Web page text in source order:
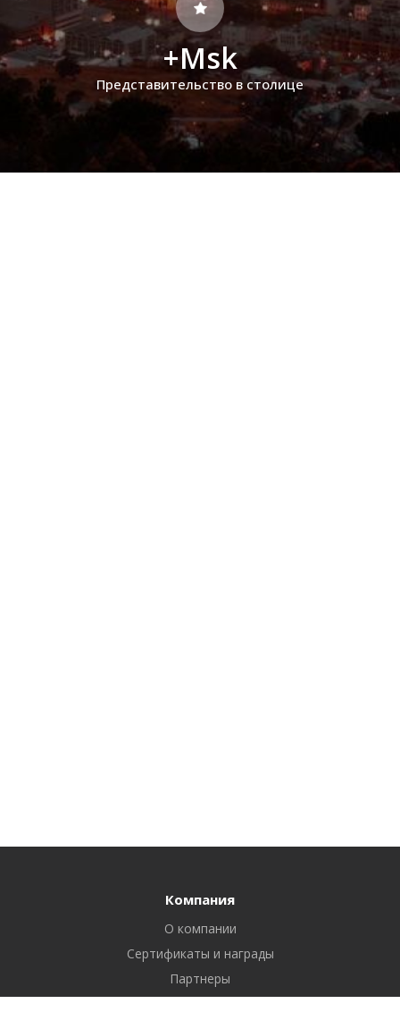
+Msk
Представительство в столице
Компания
О компании
Сертификаты и награды
Партнеры